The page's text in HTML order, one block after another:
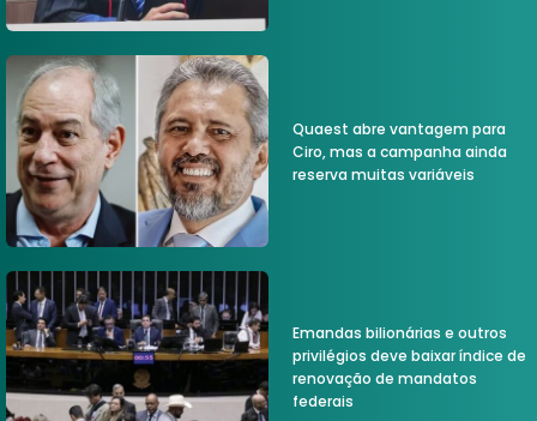
Quaest abre vantagem para
Ciro, mas a campanha ainda
reserva muitas variáveis
Emandas bilionárias e outros
privilégios deve baixar índice de
renovação de mandatos
federais